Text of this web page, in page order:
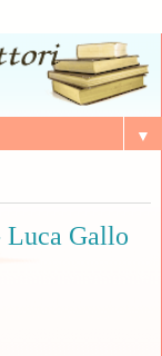
▼
Luca Gallo